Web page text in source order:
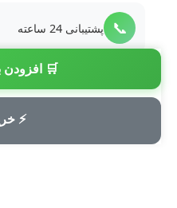
🛒 افزودن
⚡
📞 پشتیبانی 24 ساعته
💳 پرداخت امن